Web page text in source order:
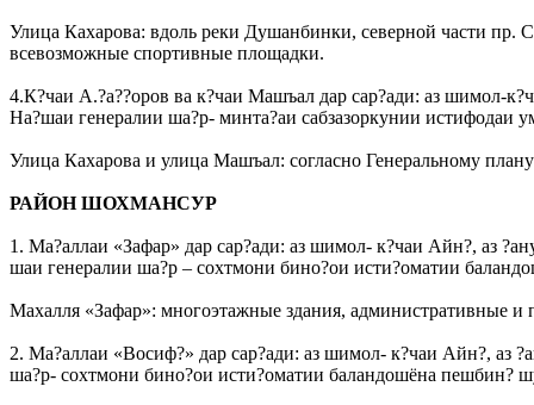
Улица Кахарова: вдоль реки Душанбинки, северной части пр.
всевозможные спортивные площадки.
4.К?чаи А.?а??оров ва к?чаи Машъал дар сар?ади: аз шимол-
На?шаи генералии ша?р- минта?аи сабзазоркунии истифодаи
Улица Кахарова и улица Машъал: согласно Генеральному
РАЙОН ШОХМАНСУР
1. Ма?аллаи «Зафар» дар сар?ади: аз шимол- к?чаи Айн?, аз
шаи генералии ша?р – сохтмони бино?ои исти?оматии
Махалля «Зафар»: многоэтажные здания, административные и
2. Ма?аллаи «Восиф?» дар сар?ади: аз шимол- к?чаи Айн?, аз
ша?р- сохтмони бино?ои исти?оматии баландошёна пешбин?